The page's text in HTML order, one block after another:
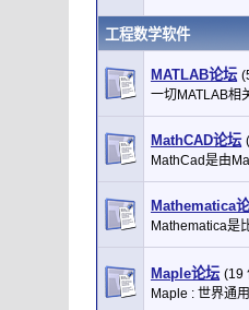
工程数学软件
MATLAB论坛
一切MATLAB相
MathCAD论坛
MathCad是由
Mathematica
Mathematica是
Maple论坛 (19
Maple : 世界通